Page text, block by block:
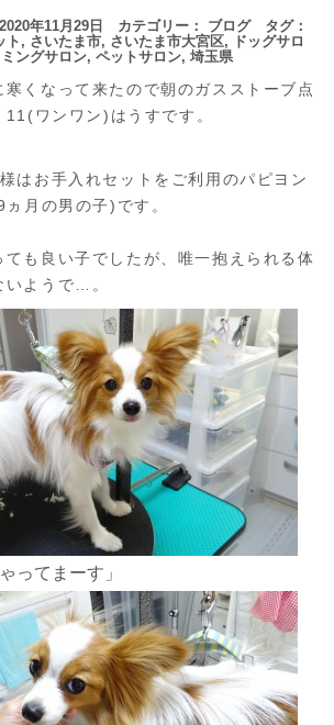
年11月29日 カテゴリー： ブログタグ：
ト, さいたま市, さいたま市大宮区,
ドッグサロ
ミングサロン, ペットサロン, 埼玉県
寒くなって来たので朝のガスストーブ点
ワンワン)はうすです。
はお手入れセットをご利用のパピヨン
月の男の子)です。
ても良い子でしたが、唯一抱えられる体
いようで…。
ってまーす」